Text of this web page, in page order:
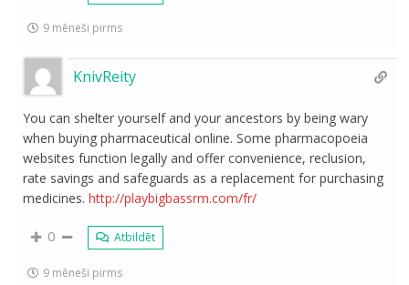
9 mēneši pirms
KnivReity
You can shelter yourself and your ancestors by being wary
when buying pharmaceutical online. Some pharmacopoeia
websites function legally and offer convenience, reclusion,
rate savings and safeguards as a replacement for purchasing
medicines.http://playbigbassrm.com/fr/
0 Atbildēt
9 mēneši pirms